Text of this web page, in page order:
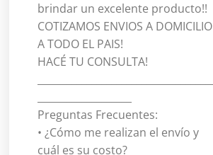
brindar un excelente producto!!
COTIZAMOS ENVIOS A DOMICILIO
A TODO EL PAIS!
HACÉ TU CONSULTA!
Preguntas Frecuentes:
• ¿Cómo me realizan el envío y
cuál es su costo?